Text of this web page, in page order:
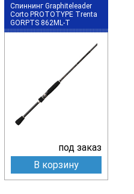
Спиннинг Graphiteleader
Corto PROTOTYPE Trenta
GORPTS 862ML-T
под заказ
В корзину